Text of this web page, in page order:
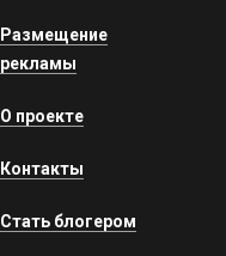
Размещение
рекламы
О проекте
Контакты
Стать блогером